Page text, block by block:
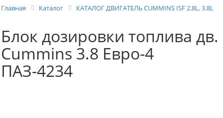
Главная Каталог КАТАЛОГ ДВИГАТЕЛЬ СUMMINS ISF 2.8L, 3.8L
Блок дозировки топлива дв.
Cummins 3.8 Евро-4
ПАЗ-4234